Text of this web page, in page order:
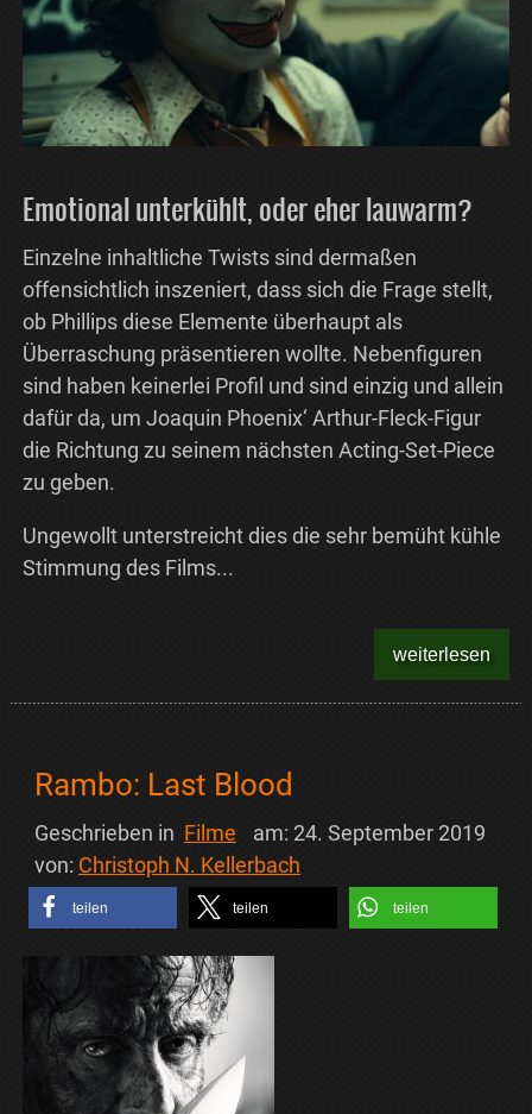
Emotional unterkühlt, oder eher lauwarm?
Einzelne inhaltliche Twists sind dermaßen
offensichtlich inszeniert, dass sich die Frage stellt,
ob Phillips diese Elemente überhaupt als
Überraschung präsentieren wollte. Nebenfiguren
sind haben keinerlei Profil und sind einzig und allein
dafür da, um Joaquin Phoenix‘ Arthur-Fleck-Figur
die Richtung zu seinem nächsten Acting-Set-Piece
zu geben.
Ungewollt unterstreicht dies die sehr bemüht kühle
Stimmung des Films...
weiterlesen
Rambo: Last Blood
Geschrieben in Filme am: 24. September 2019
von: Christoph N. Kellerbach
teilen teilen teilen